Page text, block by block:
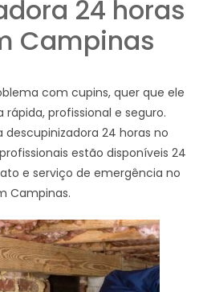
24 horas
Campinas
com cupins, quer que ele
profissional e seguro.
24 horas no
estão disponíveis 24
e serviço de emergência no
Campinas.